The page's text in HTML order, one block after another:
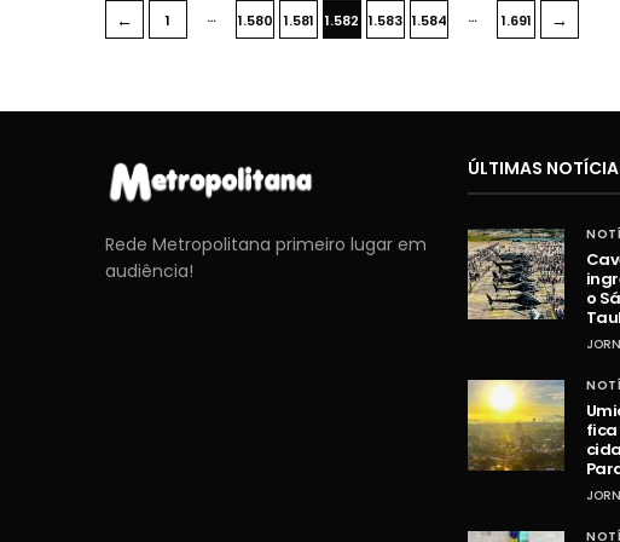
← 1 … 1.580 1.581 1.582 1.583 1.584 … 1.691 →
Rede Metropolitana primeiro lugar em
audiência!
ÚLTIMAS
o
fica
Hugo e